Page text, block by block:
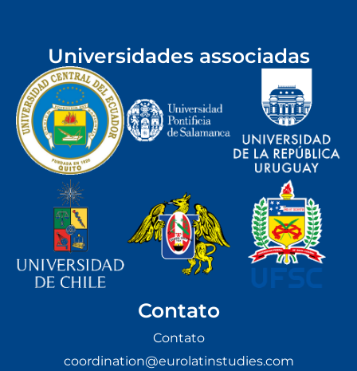
Universidades associadas
Contato
Contato
coordination@eurolatinstudies.com